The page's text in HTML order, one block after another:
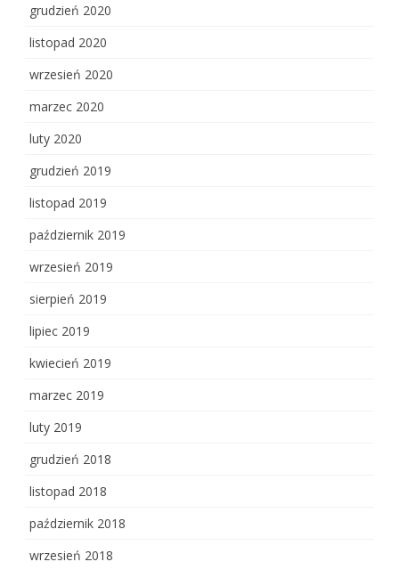
grudzień 2020
listopad 2020
wrzesień 2020
marzec 2020
luty 2020
grudzień 2019
listopad 2019
październik 2019
wrzesień 2019
sierpień 2019
lipiec 2019
kwiecień 2019
marzec 2019
luty 2019
grudzień 2018
listopad 2018
październik 2018
wrzesień 2018